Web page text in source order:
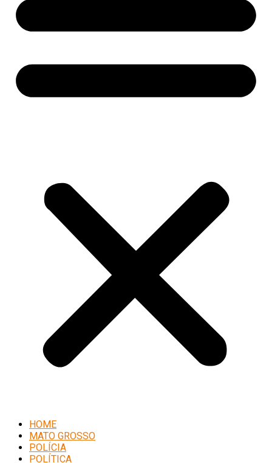
HOME
MATO GROSSO
POLÍCIA
POLÍTICA